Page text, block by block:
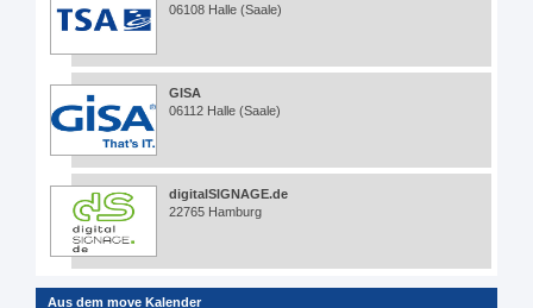
06108 Halle (Saale)
GISA
06112 Halle (Saale)
digitalSIGNAGE.de
22765 Hamburg
Aus dem move Kalender